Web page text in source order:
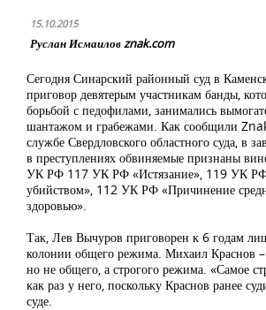
15.10.2015
Руслан Исмаилов znak.com
Сегодня Синарский районный суд в
приговор девятерым участникам банды,
борьбой с педофилами, занимались
шантажом и грабежами. Как сообщили
службе Свердловского областного суда, в
в преступлениях обвиняемые признаны
УК РФ 117 УК РФ «Истязание», 119 УК РФ
убийством», 112 УК РФ «Причинение
здоровью».
Так, Лев Вычуров приговорен к 6 годам
колонии общего режима. Михаил Краснов
но не общего, а строгого режима. «Самое
как раз у него, поскольку Краснов ранее
суде.